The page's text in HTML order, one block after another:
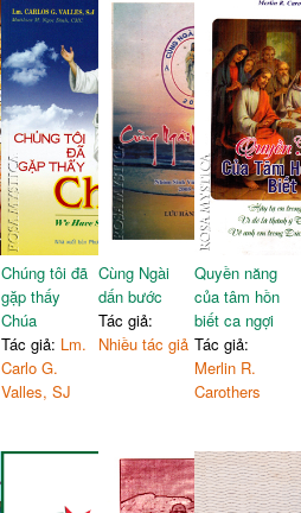
Chúng tôi đã
gặp thấy
Chúa
Tác giả: Lm.
Carlo G.
Valles, SJ
Cùng Ngài
dấn bước
Tác giả:
Nhiều tác giả
Quyền năng
của tâm hồn
biết ca ngợi
Tác giả:
Merlin R.
Carothers